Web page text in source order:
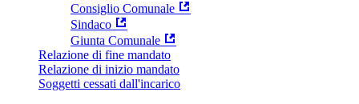
Consiglio Comunale
Sindaco
Giunta Comunale
Relazione di fine mandato
Relazione di inizio mandato
Soggetti cessati dall'incarico